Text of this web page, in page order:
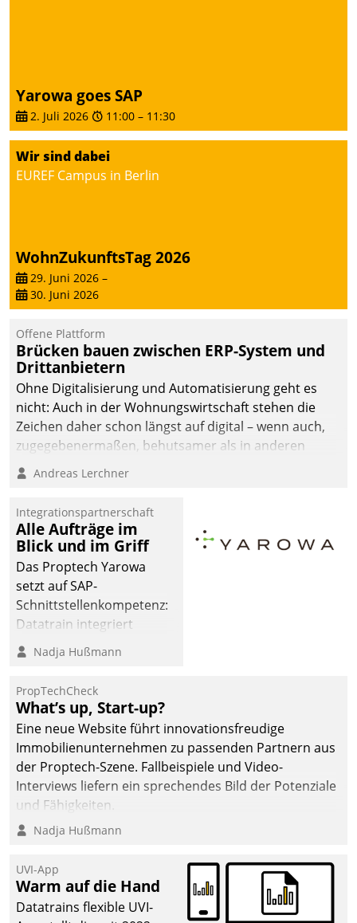
Yarowa goes SAP
2. Juli 2026 11:00 – 11:30
Wir sind dabei
EUREF Campus in Berlin
WohnZukunftsTag 2026
29. Juni 2026 –
30. Juni 2026
Offene Plattform
Brücken bauen zwischen ERP-System und
Drittanbietern
Ohne Digitalisierung und Automatisierung geht es
nicht: Auch in der Wohnungswirtschaft stehen die
Zeichen daher schon längst auf digital – wenn auch,
zugegebenermaßen, behutsamer als in anderen
Branchen.
Andreas Lerchner
Integrationspartnerschaft
Alle Aufträge im
Blick und im Griff
Das Proptech Yarowa
setzt auf SAP-
Schnittstellenkompetenz:
Datatrain integriert
Yarowas Portal zur
Vergabe und Verwaltung
operativen
Instandhaltung in die
SAP-Systemlandschaft
deutscher
Wohnungsunternehmen
– und beschleunigt damit
Mieteranliegen zum
Nadja Hußmann
PropTechCheck
What’s up, Start-up?
Eine neue Website führt innovationsfreudige
Immobilienunternehmen zu passenden Partnern aus
der Proptech-Szene. Fallbeispiele und Video-
Interviews liefern ein sprechendes Bild der Potenziale
und Fähigkeiten.
Nadja Hußmann
UVI-App
Warm auf die Hand
Datatrains flexible UVI-